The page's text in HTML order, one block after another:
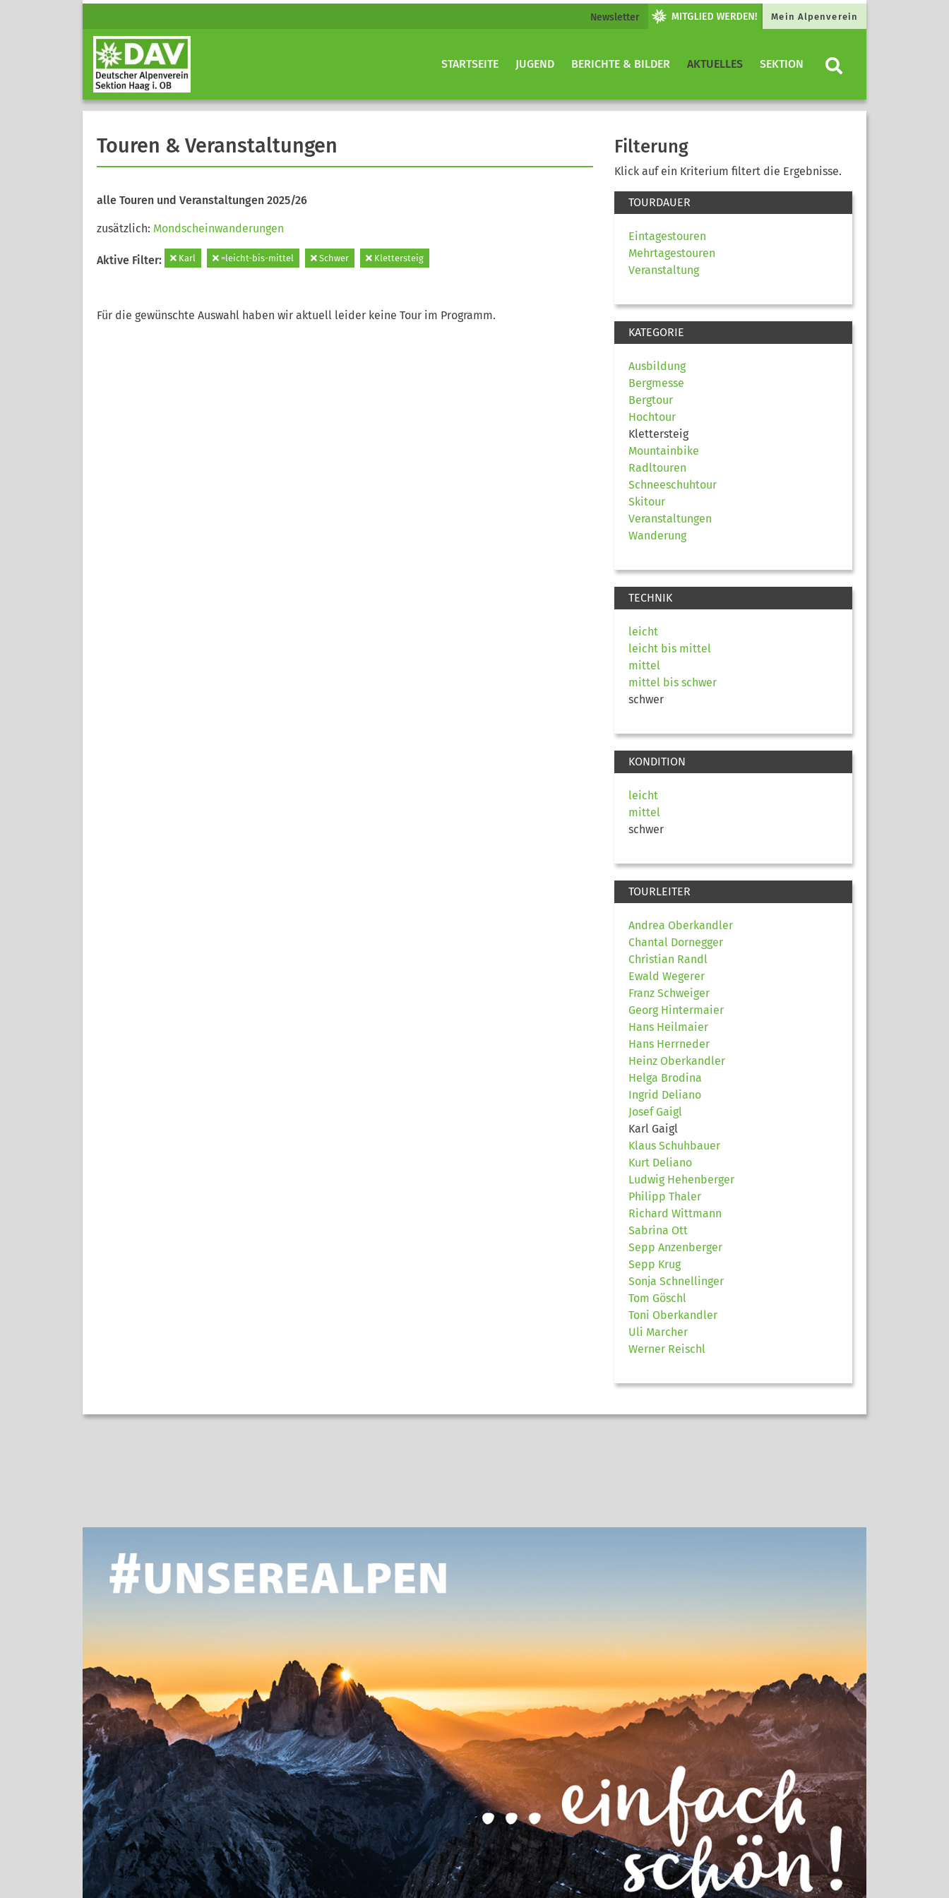
Newsletter Mein Alpenverein
STARTSEITE JUGEND BERICHTE & BILDER AKTUELLES SEKTION
Touren & Veranstaltungen
alle Touren und Veranstaltungen 2025/26
zusätzlich: Mondscheinwanderungen
Aktive Filter: Karl =leicht-bis-mittel Schwer Klettersteig
Für die gewünschte Auswahl haben wir aktuell leider keine Tour im Programm.
Filterung
Klick auf ein Kriterium filtert die Ergebnisse.
TOURDAUER
Eintagestouren
Mehrtagestouren
Veranstaltung
KATEGORIE
Ausbildung
Bergmesse
Bergtour
Hochtour
Klettersteig
Mountainbike
Radltouren
Schneeschuhtour
Skitour
Veranstaltungen
Wanderung
TECHNIK
leicht
leicht bis mittel
mittel
mittel bis schwer
schwer
KONDITION
leicht
mittel
schwer
TOURLEITER
Andrea Oberkandler
Chantal Dornegger
Christian Randl
Ewald Wegerer
Franz Schweiger
Georg Hintermaier
Hans Heilmaier
Hans Herrneder
Heinz Oberkandler
Helga Brodina
Ingrid Deliano
Josef Gaigl
Karl Gaigl
Klaus Schuhbauer
Kurt Deliano
Ludwig Hehenberger
Philipp Thaler
Richard Wittmann
Sabrina Ott
Sepp Anzenberger
Sepp Krug
Sonja Schnellinger
Tom Göschl
Toni Oberkandler
Uli Marcher
Werner Reischl